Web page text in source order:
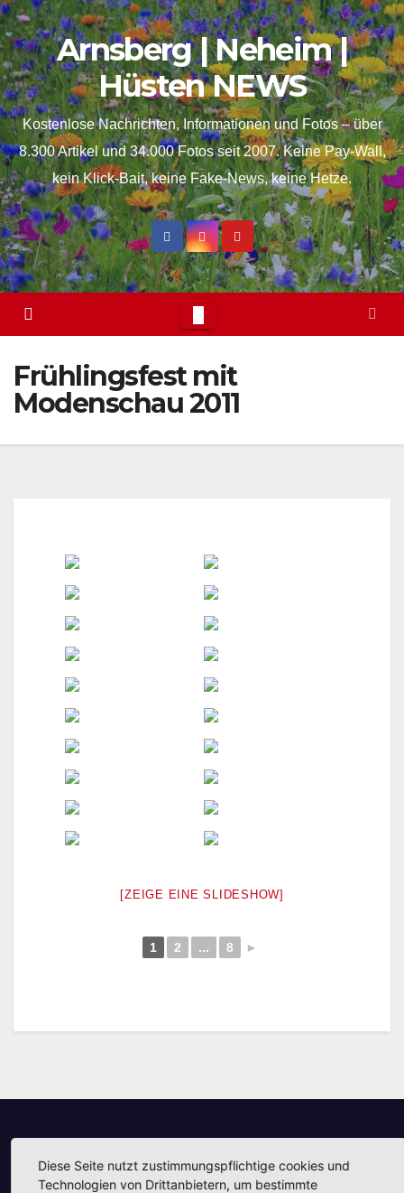
springen
Skip
to
content
Arnsberg | Neheim |
Hüsten NEWS
Kostenlose Nachrichten, Informationen und Fotos – über
8.300 Artikel und 34.000 Fotos seit 2007. Keine Pay-Wall,
kein Klick-Bait, keine Fake-News, keine Hetze.
Frühlingsfest mit
Modenschau 2011
[ZEIGE EINE SLIDESHOW]
1 2 ... 8 ►
Diese Seite nutzt zustimmungspflichtige cookies und
Technologien von Drittanbietern, um bestimmte